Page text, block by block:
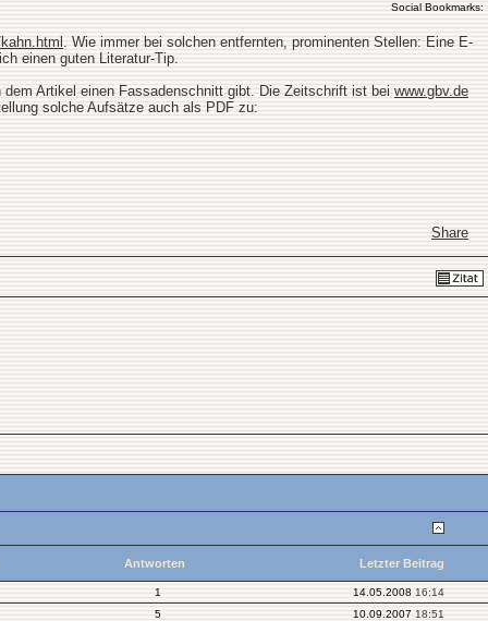
Social Bookmarks:
. Wie immer bei solchen entfernten, prominenten Stellen: Eine E-
einen guten Literatur-Tip.
Artikel einen Fassadenschnitt gibt. Die Zeitschrift ist bei www.gbv.de
solche Aufsätze auch als PDF zu:
Share
Antworten Letzter Beitrag
1 14.05.2008 16:14
5 10.09.2007 18:51